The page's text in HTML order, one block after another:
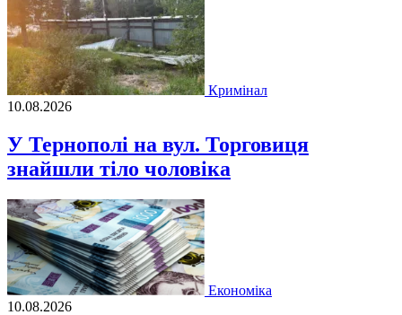
Кримінал
10.08.2026
У Тернополі на вул. Торговиця
знайшли тіло чоловіка
Економіка
10.08.2026